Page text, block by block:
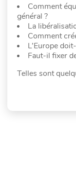
Comment
général ?
La
Comment
L’Europe
Faut-il fixer
Telles sont